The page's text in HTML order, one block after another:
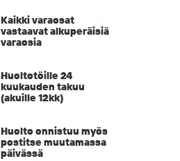
Kaikki varaosat
vastaavat alkuperäisiä
varaosia
Huoltotöille 24
kuukauden takuu
(akuille 12kk)
Huolto onnistuu myös
postitse muutamassa
päivässä